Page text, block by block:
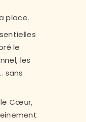
place.
le
les
sans
Cœur,